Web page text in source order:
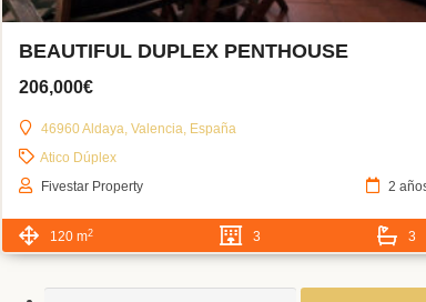
BEAUTIFUL DUPLEX PENTHOUSE
206,000€
46960 Aldaya, Valencia, España
Atico Dúplex
Fivestar Property
2
120 m2 3 3